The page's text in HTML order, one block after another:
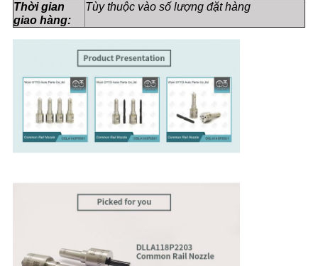
Thời gian
giao hàng:
Tùy thuộc vào số lượng đặt hàng